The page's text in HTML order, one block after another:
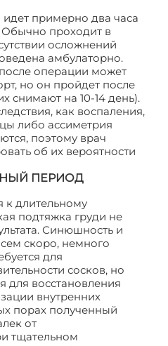
примерно два часа
проходит в
осложнений
амбулаторно.
операции может
но он пройдет после
снимают на 10-14 день).
как воспаления,
либо ассиметрия
поэтому врач
об их вероятности
ПЕРИОД
к длительному
подтяжка груди не
Синюшность и
скоро, немного
для
сосков, но
для восстановления
внутренних
порах полученный
от
тщательном